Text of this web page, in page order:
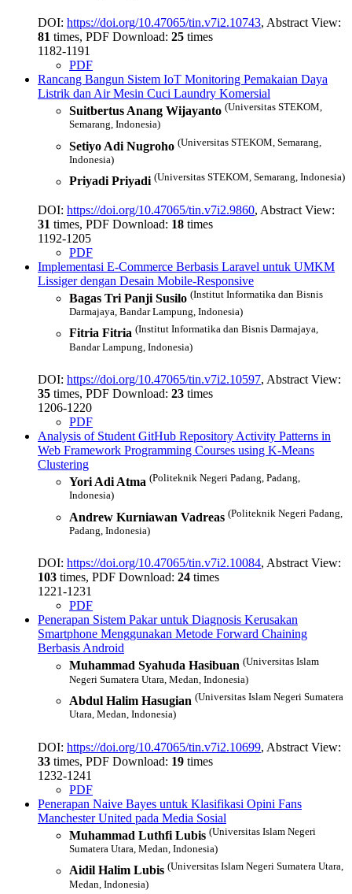
DOI: https://doi.org/10.47065/tin.v7i2.10743, Abstract View:
81 times, PDF Download: 25 times
1182-1191
PDF
Rancang Bangun Sistem IoT Monitoring Pemakaian Daya
Listrik dan Air Mesin Cuci Laundry Komersial
Suitbertus Anang Wijayanto (Universitas STEKOM,
Semarang, Indonesia)
Setiyo Adi Nugroho (Universitas STEKOM, Semarang,
Indonesia)
Priyadi Priyadi (Universitas STEKOM, Semarang, Indonesia)
DOI: https://doi.org/10.47065/tin.v7i2.9860, Abstract View:
31 times, PDF Download: 18 times
1192-1205
PDF
Implementasi E-Commerce Berbasis Laravel untuk UMKM
Lissiger dengan Desain Mobile-Responsive
Bagas Tri Panji Susilo (Institut Informatika dan Bisnis
Darmajaya, Bandar Lampung, Indonesia)
Fitria Fitria (Institut Informatika dan Bisnis Darmajaya,
Bandar Lampung, Indonesia)
DOI: https://doi.org/10.47065/tin.v7i2.10597, Abstract View:
35 times, PDF Download: 23 times
1206-1220
PDF
Analysis of Student GitHub Repository Activity Patterns in
Web Framework Programming Courses using K-Means
Clustering
Yori Adi Atma (Politeknik Negeri Padang, Padang,
Indonesia)
Andrew Kurniawan Vadreas (Politeknik Negeri Padang,
Padang, Indonesia)
DOI: https://doi.org/10.47065/tin.v7i2.10084, Abstract View:
103 times, PDF Download: 24 times
1221-1231
PDF
Penerapan Sistem Pakar untuk Diagnosis Kerusakan
Smartphone Menggunakan Metode Forward Chaining
Berbasis Android
Muhammad Syahuda Hasibuan (Universitas Islam
Negeri Sumatera Utara, Medan, Indonesia)
Abdul Halim Hasugian (Universitas Islam Negeri Sumatera
Utara, Medan, Indonesia)
DOI: https://doi.org/10.47065/tin.v7i2.10699, Abstract View:
33 times, PDF Download: 19 times
1232-1241
PDF
Penerapan Naive Bayes untuk Klasifikasi Opini Fans
Manchester United pada Media Sosial
Muhammad Luthfi Lubis (Universitas Islam Negeri
Sumatera Utara, Medan, Indonesia)
Aidil Halim Lubis (Universitas Islam Negeri Sumatera Utara,
Medan, Indonesia)